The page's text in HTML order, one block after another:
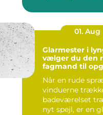
01. Aug
Glarmester i lyngby
vælger du den
fagmand til
Når en rude
vinduerne
badeværelset
nyt spejl, er en